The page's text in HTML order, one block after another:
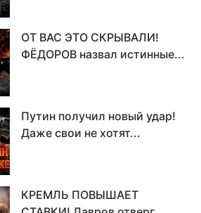
ОТ ВАС ЭТО СКРЫВАЛИ!
ФЁДОРОВ назвал истинные...
Путин получил новый удар!
Даже свои не хотят...
КРЕМЛЬ ПОВЫШАЕТ